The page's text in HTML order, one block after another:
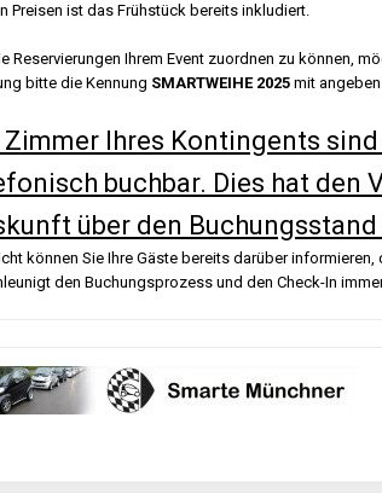
Preisen ist das Frühstück bereits inkludiert.
Reservierungen Ihrem Event zuordnen zu können,
bitte die Kennung SMARTWEIHE 2025 mit
Zimmer Ihres Kontingents
buchbar. Dies hat den
über den
können Sie Ihre Gäste bereits darüber
den Buchungsprozess und den Check-In